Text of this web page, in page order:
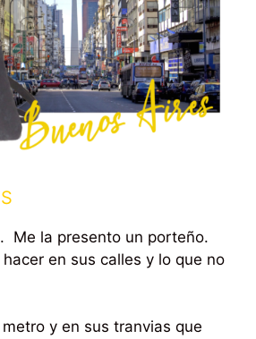
Me la presento un porteño.
en sus calles y lo que no
y en sus tranvias que